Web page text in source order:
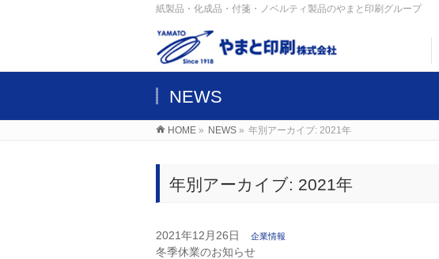
紙製品・化成品・付箋・ノベルティ製品のやまと印刷グループ
NEWS
HOME » NEWS » 年別アーカイブ: 2021年
年別アーカイブ: 2021年
2021年12月26日 企業情報
冬季休業のお知らせ